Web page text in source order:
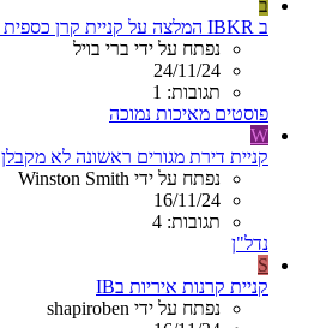
ב
ב IBKR המלצה על קניית קרן כספית דולרית וביורו
נפתח על ידי ברי בויל
24/11/24
תגובות: 1
פוסטים מאיכות נמוכה
W
קניית דירת מגורים ראשונה לא מקבלן
נפתח על ידי Winston Smith
16/11/24
תגובות: 4
נדל"ן
S
קניית קרנות איריות בIB
נפתח על ידי shapiroben